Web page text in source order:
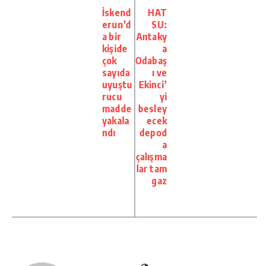
İskend
erun’d
a bir
kişide
çok
sayıda
uyuştu
rucu
madde
yakala
ndı
HAT
SU:
Antaky
a
Odabaş
ı ve
Ekinci’
yi
besley
ecek
depod
a
çalışma
lar tam
gaz